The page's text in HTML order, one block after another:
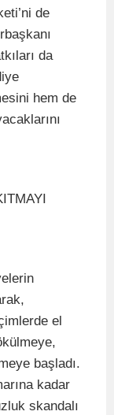
de
da
hem de
el
başladı.
kadar
skandalı